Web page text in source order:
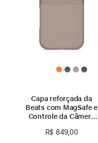
Capa reforçada da
Beats com MagSafe e
Controle da Câmera
Cinza alpino
R$ 849,00